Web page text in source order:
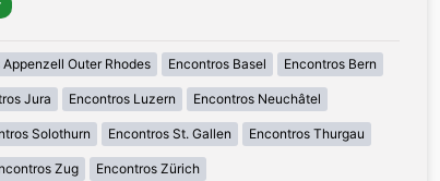
Appenzell Outer Rhodes Encontros Basel Encontros Bern
Jura Encontros Luzern Encontros Neuchâtel
Solothurn Encontros St. Gallen Encontros Thurgau
Zug Encontros Zürich